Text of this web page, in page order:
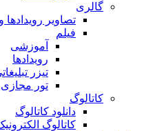
گالری
تصاویر
فیلم
آموزشی
رویدادها
تیزر
تور
کاتالوگ
دانلود کاتالوگ
کاتالوگ